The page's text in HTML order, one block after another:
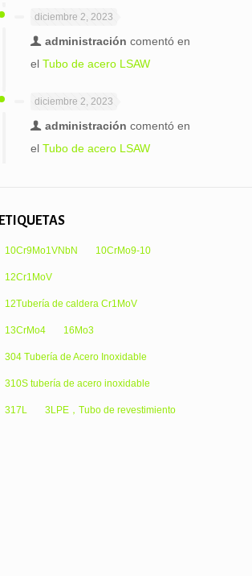
diciembre 2, 2023
administración comentó en
el Tubo de acero LSAW
diciembre 2, 2023
administración comentó en
el Tubo de acero LSAW
ETIQUETAS
10Cr9Mo1VNbN 10CrMo9-10
12Cr1MoV
12Tubería de caldera Cr1MoV
13CrMo4 16Mo3
304 Tubería de Acero Inoxidable
310S tubería de acero inoxidable
317L 3LPE，Tubo de revestimiento